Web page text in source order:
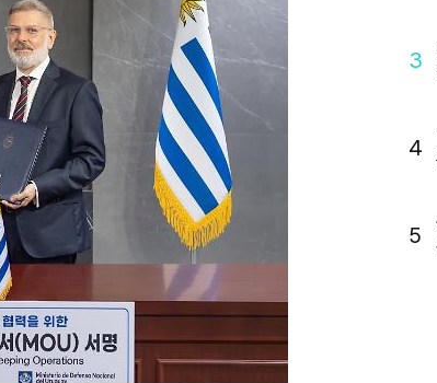
3
4
5